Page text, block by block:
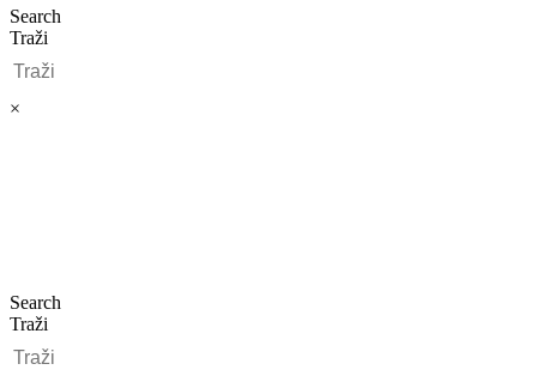
Search
Traži
×
Search
Traži